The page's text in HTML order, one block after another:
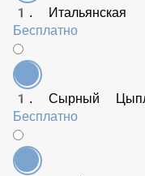
1. Ветчина и грибы
Бесплатно
1. Итальянская
Бесплатно